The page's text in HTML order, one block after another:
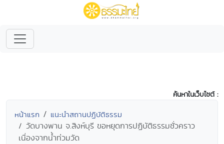
ค้นหาในเว็บไซต์ :
หน้าแรก แนะนำสถานปฏิบัติธรรม
วัดบางพาน จ.สิงห์บุรี ขอหยุดการปฏิบัติธรรมชั่วคราว
เนื่องจากน้ำท่วมวัด